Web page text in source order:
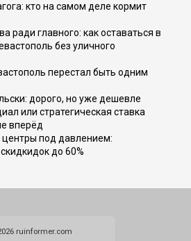
кто на самом деле кормит
ради главного: как оставаться в
без уличного
перестал быть одним
дорого, но уже дешевле
или стратегическая ставка
вперёд
центры под давлением:
до 60%
ruinformer.com